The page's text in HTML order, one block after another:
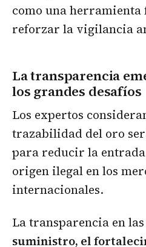
como una
reforzar la vigilancia
La transparencia
los grandes desafíos
Los expertos
trazabilidad del oro
para reducir la entrada
origen ilegal en los
internacionales.
La transparencia en las
suministro, el